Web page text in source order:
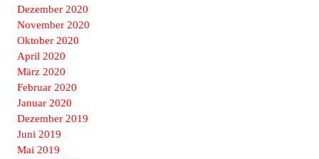
Dezember 2020
November 2020
Oktober 2020
April 2020
März 2020
Februar 2020
Januar 2020
Dezember 2019
Juni 2019
Mai 2019